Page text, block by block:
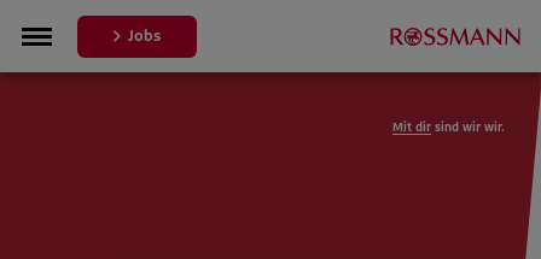
Jobs
Mit dir sind wir wir.